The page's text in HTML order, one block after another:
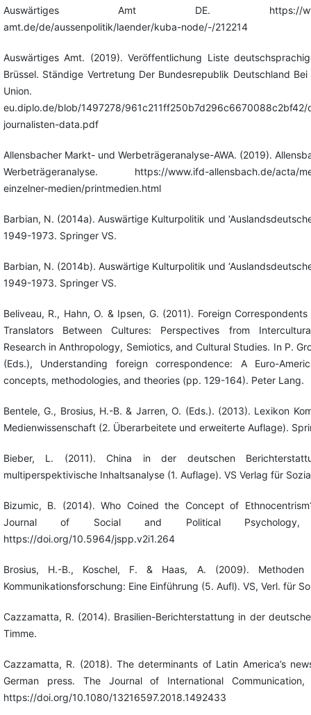
Auswärtiges Amt DE. https://
amt.de/de/aussenpolitik/laender/kuba-node/-/212214
Auswärtiges Amt. (2019). Veröffentlichung Liste
Brüssel. Ständige Vertretung Der Bundesrepublik Deutschland Bei
Union. https://
eu.diplo.de/blob/1497278/961c211ff250b7d296c6670088c2bf42/
journalisten-data.pdf
Allensbacher Markt- und Werbeträgeranalyse-AWA. (2019).
Werbeträgeranalyse. https://www.ifd-allensbach.de/acta/
einzelner-medien/printmedien.html
Barbian, N. (2014a). Auswärtige Kulturpolitik und
1949-1973. Springer VS.
Barbian, N. (2014b). Auswärtige Kulturpolitik und
1949-1973. Springer VS.
Beliveau, R., Hahn, O. & Ipsen, G. (2011). Foreign
Translators Between Cultures: Perspectives from
Research in Anthropology, Semiotics, and Cultural Studies. In P.
(Eds.), Understanding foreign correspondence: A Euro-
concepts, methodologies, and theories (pp. 129-164). Peter Lang.
Bentele, G., Brosius, H.-B. & Jarren, O. (Eds.). (2013). Lexikon
Medienwissenschaft (2. Überarbeitete und erweiterte Auflage).
Bieber, L. (2011). China in der deutschen
multiperspektivische Inhaltsanalyse (1. Auflage). VS Verlag für
Bizumic, B. (2014). Who Coined the Concept of
Journal of Social and Political
https://doi.org/10.5964/jspp.v2i1.264
Brosius, H.-B., Koschel, F. & Haas, A. (2009). Methoden
Kommunikationsforschung: Eine Einführung (5. Aufl). VS, Verl. für
Cazzamatta, R. (2014). Brasilien-Berichterstattung in der
Timme.
Cazzamatta, R. (2018). The determinants of Latin America’s
German press. The Journal of International
https://doi.org/10.1080/13216597.2018.1492433